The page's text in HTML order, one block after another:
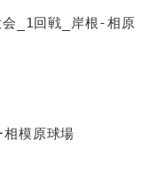
_1回戦_岸根-相原
模原球場